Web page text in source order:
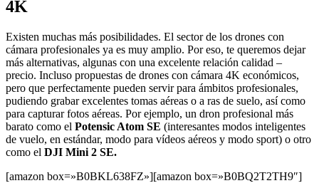
4K
Existen muchas más posibilidades. El sector de los drones con
cámara profesionales ya es muy amplio. Por eso, te queremos dejar
más alternativas, algunas con una excelente relación calidad –
precio. Incluso propuestas de drones con cámara 4K económicos,
pero que perfectamente pueden servir para ámbitos profesionales,
pudiendo grabar excelentes tomas aéreas o a ras de suelo, así como
para capturar fotos aéreas. Por ejemplo, un dron profesional más
barato como el Potensic Atom SE (interesantes modos inteligentes
de vuelo, en estándar, modo para vídeos aéreos y modo sport) o otro
como el DJI Mini 2 SE.
[amazon box=»B0BKL638FZ»][amazon box=»B0BQ2T2TH9″]